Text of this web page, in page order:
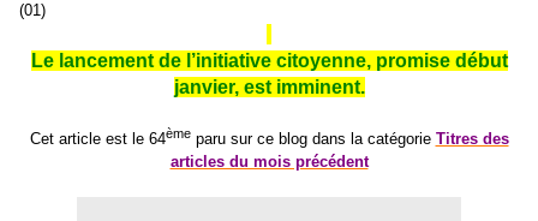
(01)
Le lancement de l’initiative citoyenne, promise début
janvier, est imminent.
Cet article est le 64èmeparu sur ce blog dans la catégorie Titres des
articles du mois précédent